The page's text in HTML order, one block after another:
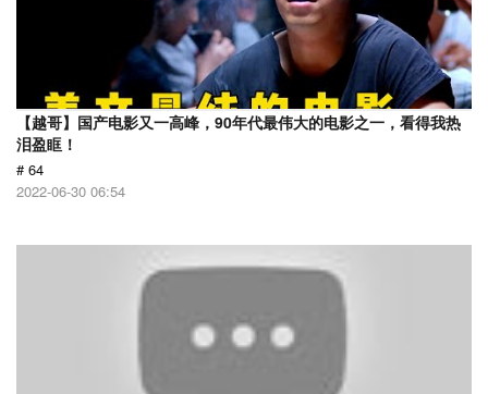
【越哥】国产电影又一高峰，90年代最伟大的电影之一，看得我热
泪盈眶！
# 64
2022-06-30 06:54